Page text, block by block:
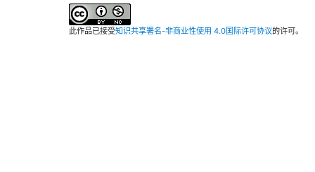
此作品已接受知识共享署名-非商业性使用 4.0国际许可协议的许可。